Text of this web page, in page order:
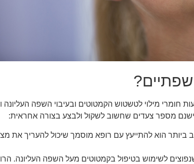
מילוי לטשטוש הקמטוטים ובעיבוי השפה העליונה
מספר צעדים שחשוב לשקול ולבצע בצורה אחראית:
ביותר הוא להתייעץ עם רופא מוסמך שיכול להעריך את
לשימוש בטיפול בקמטוטים מעל השפה העליונה.